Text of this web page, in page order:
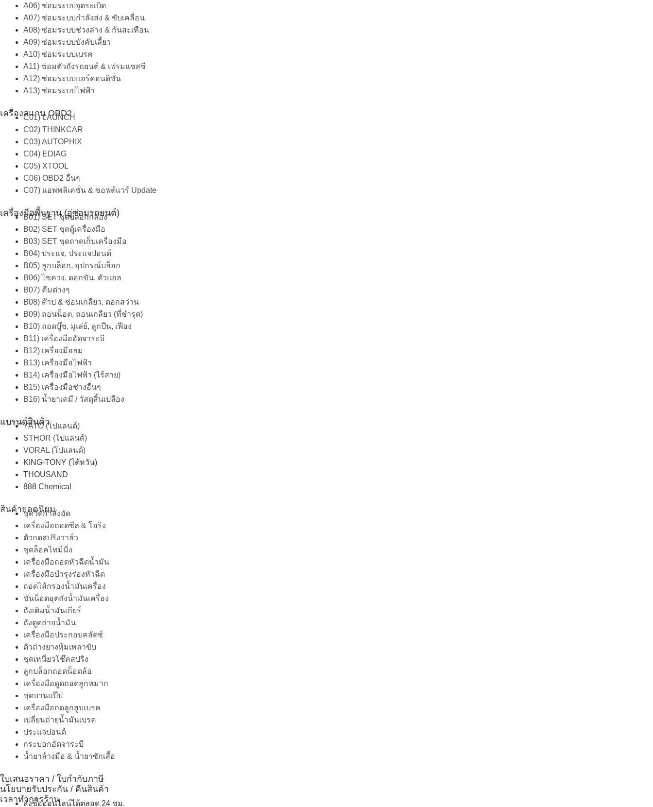
A06) ซ่อมระบบจุดระเบิด
A07) ซ่อมระบบกำลังส่ง & ขับเคลื่อน
A08) ซ่อมระบบช่วงล่าง & กันสะเทือน
A09) ซ่อมระบบบังคับเลี้ยว
A10) ซ่อมระบบเบรค
A11) ซ่อมตัวถังรถยนต์ & เฟรมแชสซี
A12) ซ่อมระบบแอร์คอนดิชั่น
A13) ซ่อมระบบไฟฟ้า
เครื่องสแกน OBD2
C01) LAUNCH
C02) THINKCAR
C03) AUTOPHIX
C04) EDIAG
C05) XTOOL
C06) OBD2 อื่นๆ
C07) แอพพลิเคชั่น & ซอฟต์แวร์ Update
เครื่องมือพื้นฐาน (อู่ซ่อมรถยนต์)
B01) SET ชุดบล็อกกล่อง
B02) SET ชุดตู้เครื่องมือ
B03) SET ชุดถาดเก็บเครื่องมือ
B04) ประแจ, ประแจปอนด์
B05) ลูกบล็อก, อุปกรณ์บล็อก
B06) ไขควง, ดอกขัน, ตัวแอล
B07) คีมต่างๆ
B08) ต๊าป & ซ่อมเกลียว, ดอกสว่าน
B09) ถอนน็อต, ถอนเกลียว (ที่ชำรุด)
B10) ถอดบู๊ซ, มู่เล่ย์, ลูกปืน, เฟือง
B11) เครื่องมืออัดจาระบี
B12) เครื่องมือลม
B13) เครื่องมือไฟฟ้า
B14) เครื่องมือไฟฟ้า (ไร้สาย)
B15) เครื่องมือช่างอื่นๆ
B16) น้ำยาเคมี / วัสดุสิ้นเปลือง
แบรนด์สินค้า
YATO (โปแลนด์)
STHOR (โปแลนด์)
VORAL (โปแลนด์)
KING-TONY (ไต้หวัน)
THOUSAND
888 Chemical
สินค้ายอดนิยม
ชุดวัดกำลังอัด
เครื่องมือถอดซีล & โอริง
ตัวกดสปริงวาล์ว
ชุดล็อคไทม์มิ่ง
เครื่องมือถอดหัวฉีดน้ำมัน
เครื่องมือบำรุงร่องหัวฉีด
ถอดไส้กรองน้ำมันเครื่อง
ขันน็อตอุตถังน้ำมันเครื่อง
ถังเติมน้ำมันเกียร์
ถังดูดถ่ายน้ำมัน
เครื่องมือประกอบคลัตซ์
ตัวถ่างยางหุ้มเพลาขับ
ชุดเหนี่ยวโช๊คสปริง
ลูกบล็อกถอดน็อตล้อ
เครื่องมือดูดถอดลูกหมาก
ชุดบานแป๊ป
เครื่องมือกดลูกสูบเบรค
เปลี่ยนถ่ายน้ำมันเบรค
ประแจปอนด์
กระบอกอัดจาระบี
น้ำยาล้างมือ & น้ำยาซักเสื้อ
ใบเสนอราคา / ใบกำกับภาษี
นโยบายรับประกัน / คืนสินค้า
เวลาทำการร้าน
สั่งซื้อออนไลน์ได้ตลอด 24 ชม.